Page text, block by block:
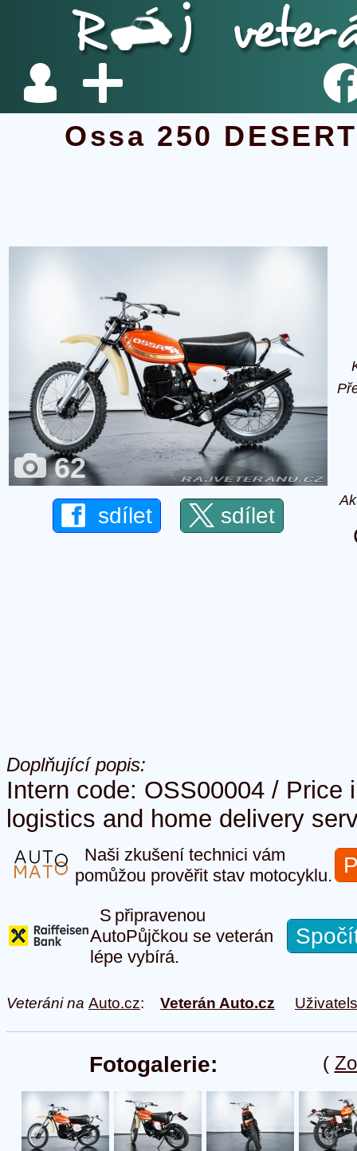
Ossa 250
62
sdílet sdílet
Doplňující popis:
Intern code: OSS00004 / Price
logistics and home delivery
Naši zkušení technici vám
pomůžou prověřit stav motocyklu.
S připravenou
AutoPůjčkou se veterán
lépe vybírá.
Veteráni na Auto.cz: Veterán Auto.cz
(
Fotogalerie: